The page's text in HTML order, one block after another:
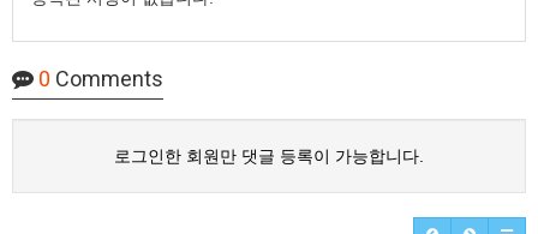
0 Comments
로그인한 회원만 댓글 등록이 가능합니다.